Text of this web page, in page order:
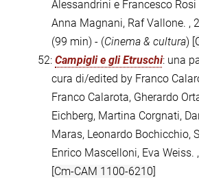
Alessandrini e Francesco Rosi
Anna Magnani, Raf Vallone. ,
(99 min) - (Cinema & cultura)
52: Campigli e gli Etruschi: una
cura di/edited by Franco
Franco Calarota, Gherardo
Eichberg, Martina Corgnati,
Maras, Leonardo Bochicchio,
Enrico Mascelloni, Eva Weiss.
[Cm-CAM 1100-6210]